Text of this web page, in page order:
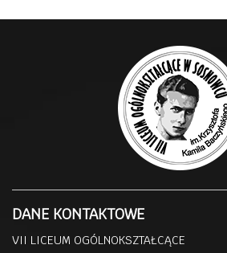
DANE KONTAKTOWE
VII LICEUM OGÓLNOKSZTAŁCĄCE